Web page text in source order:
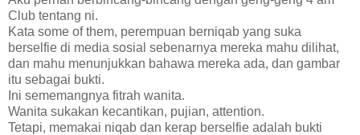
Club tentang ni.
Kata some of them, perempuan berniqab yang suka
berselfie di media sosial sebenarnya mereka mahu dilihat,
dan mahu menunjukkan bahawa mereka ada, dan gambar
itu sebagai bukti.
Ini sememangnya fitrah wanita.
Wanita sukakan kecantikan, pujian, attention.
Tetapi, memakai niqab dan kerap berselfie adalah bukti